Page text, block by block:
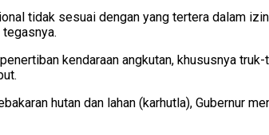
tidak sesuai dengan yang tertera dalam
kendaraan angkutan, khususnya
hutan dan lahan (karhutla), Gubernur